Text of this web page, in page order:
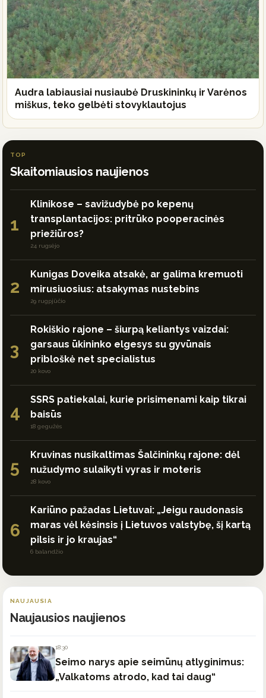
Audra labiausiai nusiaubė Druskininkų ir Varėnos
miškus, teko gelbėti stovyklautojus
TOP
Skaitomiausios naujienos
1
Klinikose – savižudybė po kepenų
transplantacijos: pritrūko pooperacinės
priežiūros?
24 rugsėjo
2
Kunigas Doveika atsakė, ar galima kremuoti
mirusiuosius: atsakymas nustebins
29 rugpjūčio
3
Rokiškio rajone – šiurpą keliantys vaizdai:
garsaus ūkininko elgesys su gyvūnais
pribloškė net specialistus
20 kovo
4
SSRS patiekalai, kurie prisimenami kaip tikrai
baisūs
18 gegužės
5
Kruvinas nusikaltimas Šalčininkų rajone: dėl
nužudymo sulaikyti vyras ir moteris
28 kovo
6
Kariūno pažadas Lietuvai: „Jeigu raudonasis
maras vėl kėsinsis į Lietuvos valstybę, šį kartą
pilsis ir jo kraujas“
6 balandžio
NAUJAUSIA
Naujausios naujienos
18:30
Seimo narys apie seimūnų atlyginimus:
„Valkatoms atrodo, kad tai daug“